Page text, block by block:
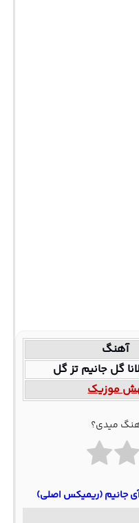
آهنگ
گل جانیم تز گل
موزیک
میدی؟
جانیم (ریمیکس اصلی)